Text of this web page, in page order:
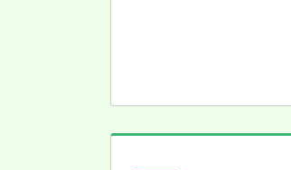
やっぱり運動が好き。運
・お話するのが好きな方
・人の役に立てる仕事がし